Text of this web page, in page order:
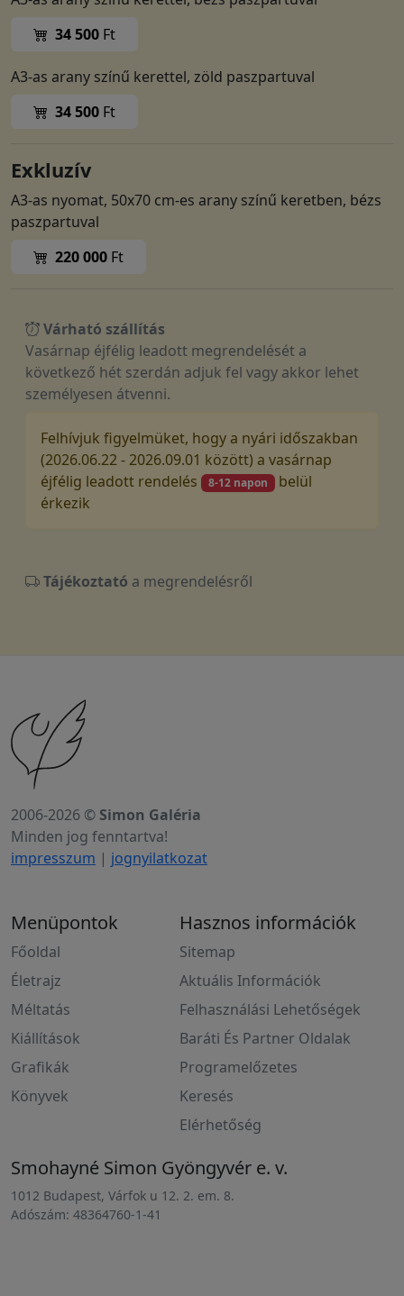
34 500 Ft
A3-as arany színű kerettel, zöld paszpartuval
34 500 Ft
Exkluzív
A3-as nyomat, 50x70 cm-es arany színű keretben, bézs
paszpartuval
220 000 Ft
Várható szállítás
Vasárnap éjfélig leadott megrendelését a
következő hét szerdán adjuk fel vagy akkor lehet
személyesen átvenni.
Felhívjuk figyelmüket, hogy a nyári időszakban
(2026.06.22 - 2026.09.01 között) a vasárnap
éjfélig leadott rendelés
8-12 napon belül
érkezik
Tájékoztató a megrendelésről
2006-2026 © Simon Galéria
Minden jog fenntartva!
impresszum | jognyilatkozat
Menüpontok
Főoldal
Életrajz
Méltatás
Kiállítások
Grafikák
Könyvek
Hasznos információk
Sitemap
Aktuális Információk
Felhasználási Lehetőségek
Baráti És Partner Oldalak
Programelőzetes
Keresés
Elérhetőség
Smohayné Simon Gyöngyvér e. v.
1012 Budapest, Várfok u 12. 2. em. 8.
Adószám: 48364760-1-41